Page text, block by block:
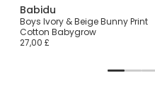
Babidu
Boys Ivory & Beige Bunny Print
Cotton Babygrow
27,00 £